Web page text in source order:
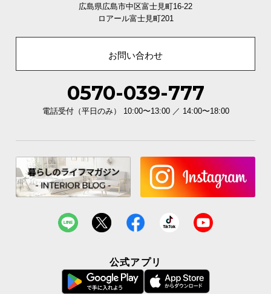
商品サイズ
広島県広島市中区富士見町16-22
ロアール富士見町201
お問い合わせ
0570-039-777
電話受付（平日のみ） 10:00〜13:00 ／ 14:00〜18:00
公式アプリ